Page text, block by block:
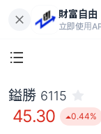
財富自由
立即使用
鎰勝 6115
45.30 0.44%